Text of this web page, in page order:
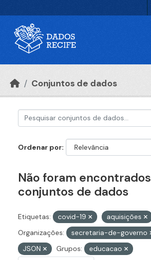
Conjuntos de dados
Ordenar por
Não foram encontrados
conjuntos de dados
Etiquetas: covid-19 aquisições
Organizações:
secretaria-de-governo
JSON
Grupos:
educacao